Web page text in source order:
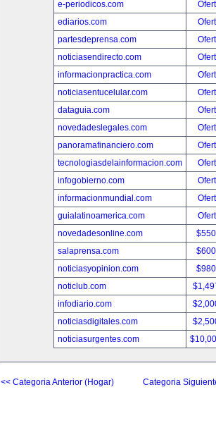
e-periodicos.com
ediarios.com
partesdeprensa.com
noticiasendirecto.com
informacionpractica.com
noticiasentucelular.com
dataguia.com
novedadeslegales.com
panoramafinanciero.com
tecnologiasdelainformacion.com
infogobierno.com
informacionmundial.com
guialatinoamerica.com
novedadesonline.com
salaprensa.com
noticiasyopinion.com
noticlub.com
infodiario.com
noticiasdigitales.com
noticiasurgentes.com
<< Categoria Anterior (Hogar) Categoria